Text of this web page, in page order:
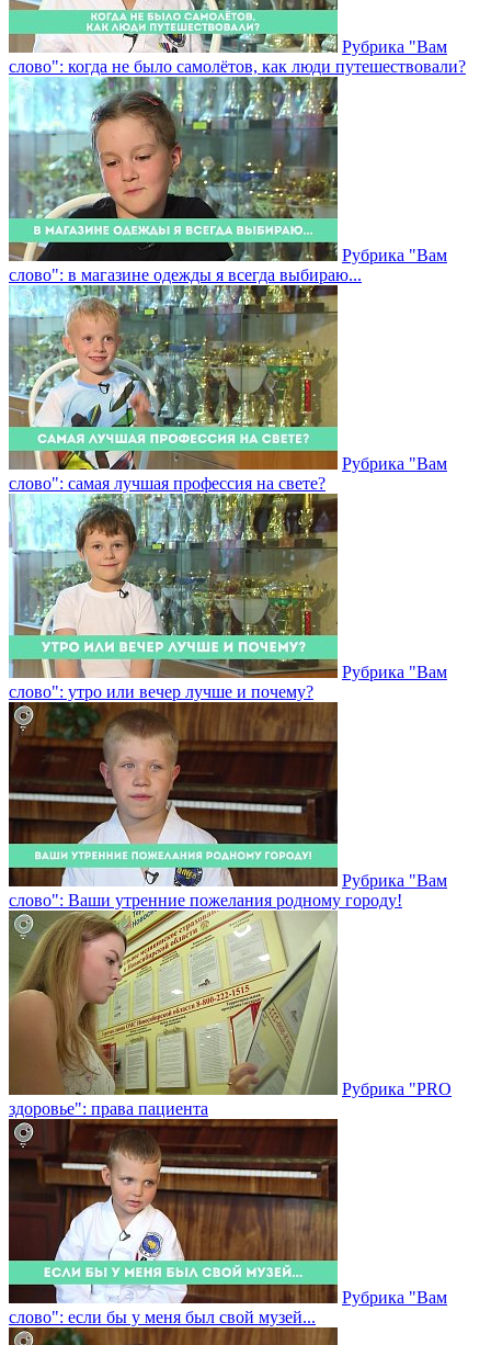
Рубрика "Вам
слово": когда не было самолётов, как люди путешествовали?
Рубрика "Вам
слово": в магазине одежды я всегда выбираю...
Рубрика "Вам
слово": самая лучшая профессия на свете?
Рубрика "Вам
слово": утро или вечер лучше и почему?
Рубрика "Вам
слово": Ваши утренние пожелания родному городу!
Рубрика "PRO
здоровье": права пациента
Рубрика "Вам
слово": если бы у меня был свой музей...